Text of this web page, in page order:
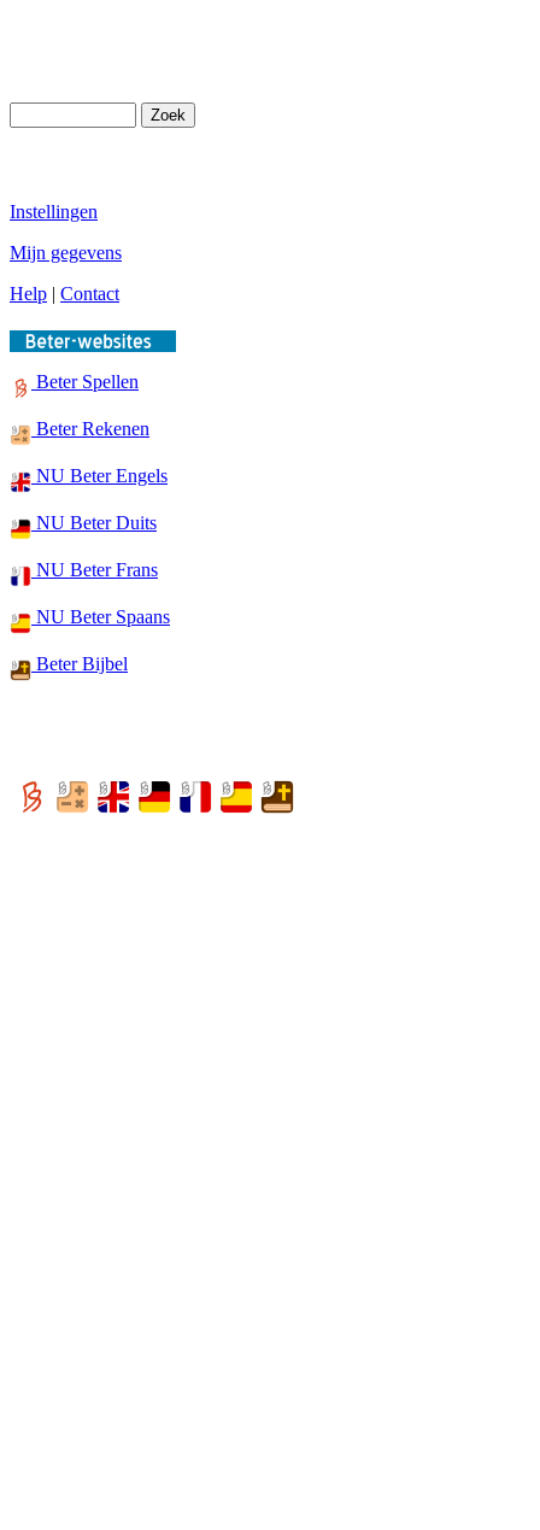
Instellingen
Mijn gegevens
Help | Contact
Beter Spellen
Beter Rekenen
NU Beter Engels
NU Beter Duits
NU Beter Frans
NU Beter Spaans
Beter Bijbel